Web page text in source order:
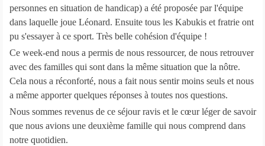
personnes en situation de handicap) a été proposée par l'équipe
dans laquelle joue Léonard. Ensuite tous les Kabukis et fratrie ont
pu s'essayer à ce sport. Très belle cohésion d'équipe !
Ce week-end nous a permis de nous ressourcer, de nous retrouver
avec des familles qui sont dans la même situation que la nôtre.
Cela nous a réconforté, nous a fait nous sentir moins seuls et nous
a même apporter quelques réponses à toutes nos questions.
Nous sommes revenus de ce séjour ravis et le cœur léger de savoir
que nous avions une deuxième famille qui nous comprend dans
notre quotidien.